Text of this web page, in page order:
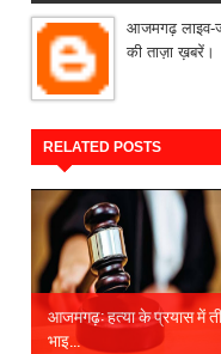
आजमगढ़ लाइव-
की ताज़ा ख़बरें।
RELATED POSTS
आजमगढ़: हत्या के प्रयास में
भाइ...